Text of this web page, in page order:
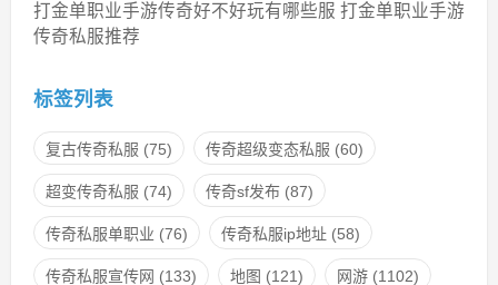
打金单职业手游传奇好不好玩有哪些服 打金单职业手游
传奇私服推荐
标签列表
复古传奇私服 (75) 传奇超级变态私服 (60)
超变传奇私服 (74) 传奇sf发布(87)
传奇私服单职业 (76) 传奇私服ip地址(58)
传奇私服宣传网 (133) 地图 (121) 网游(1102)